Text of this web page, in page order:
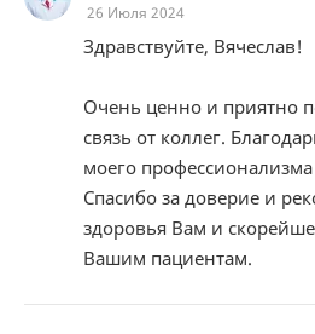
26 Июля 2024
Здравствуйте, Вячеслав!
Очень ценно и приятно
связь от коллег.
моего
Спасибо за доверие и
здоровья Вам и
Вашим пациентам.